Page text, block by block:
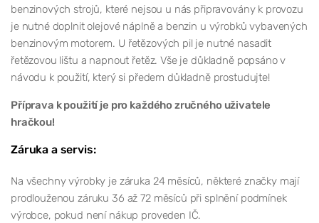
benzinových strojů, které nejsou u nás připravovány k provozu
je nutné doplnit olejové náplně a benzin u výrobků vybavených
benzinovým motorem. U řetězových pil je nutné nasadit
řetězovou lištu a napnout řetěz. Vše je důkladně popsáno v
návodu k použití, který si předem důkladně prostudujte!
Příprava k použití je pro každého zručného uživatele
hračkou!
Záruka a servis:
Na všechny výrobky je záruka 24 měsíců, některé značky mají
prodlouženou záruku 36 až 72 měsíců při splnění podmínek
výrobce, pokud není nákup proveden IČ.